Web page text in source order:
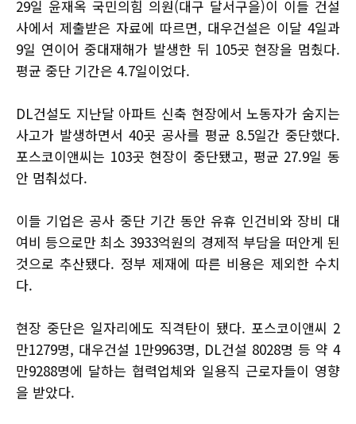
29일 윤재옥 국민의힘 의원(대구 달서구을)이 이들 건설
사에서 제출받은 자료에 따르면, 대우건설은 이달 4일과
9일 연이어 중대재해가 발생한 뒤 105곳 현장을 멈췄다.
평균 중단 기간은 4.7일이었다.
DL건설도 지난달 아파트 신축 현장에서 노동자가 숨지는
사고가 발생하면서 40곳 공사를 평균 8.5일간 중단했다.
포스코이앤씨는 103곳 현장이 중단됐고, 평균 27.9일 동
안 멈춰섰다.
이들 기업은 공사 중단 기간 동안 유휴 인건비와 장비 대
여비 등으로만 최소 3933억원의 경제적 부담을 떠안게 된
것으로 추산됐다. 정부 제재에 따른 비용은 제외한 수치
다.
현장 중단은 일자리에도 직격탄이 됐다. 포스코이앤씨 2
만1279명, 대우건설 1만9963명, DL건설 8028명 등 약 4
만9288명에 달하는 협력업체와 일용직 근로자들이 영향
을 받았다.